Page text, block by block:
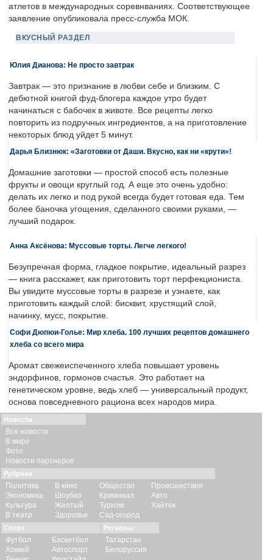
атлетов в международных соревнваниях. Соответствующее
заявление опубликовала пресс-служба МОК.
ВКУСНЫЙ РАЗДЕЛ
Юлия Дианова: Не просто завтрак
Завтрак — это признание в любви себе и близким. С
дебютной книгой фуд-блогера каждое утро будет
начинаться с бабочек в животе. Все рецепты легко
повторить из подручных ингредиентов, а на приготовление
некоторых блюд уйдет 5 минут.
Дарья Близнюк: «Заготовки от Даши. Вкусно, как ни «крути»!
Домашние заготовки — простой способ есть полезные
фрукты и овощи круглый год. А еще это очень удобно:
делать их легко и под рукой всегда будет готовая еда. Тем
более баночка угощения, сделанного своими руками, —
лучший подарок.
Анна Аксёнова: Муссовые торты. Легче легкого!
Безупречная форма, гладкое покрытие, идеальный разрез
— книга расскажет, как приготовить торт перфекциониста.
Вы увидите муссовые торты в разрезе и узнаете, как
приготовить каждый слой: бисквит, хрустящий слой,
начинку, мусс, покрытие.
Софи Дюпюи-Голье: Мир хлеба. 100 лучших рецептов домашнего
хлеба со всего мира
Аромат свежеиспеченного хлеба повышает уровень
эндорфинов, гормонов счастья. Это работает на
генетическом уровне, ведь хлеб — универсальный продукт,
основа повседневного рациона всех народов мира.
Новости
Все новости
В мире
Фото
Новости партнеров
Рубрики
Политика
Экономика
Культура
В театр
В кино
Шоубиз
Желтый
Здоровье
Общество
Криминал
Туризм
Сад-огород
Происшествия
Авто
Хайтек
Спорт
Футбол
Хоккей
Баскетбол
Автоспорт
Регионы
Татарстан
Белоруссия